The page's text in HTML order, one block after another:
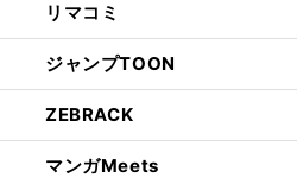
リマコミ
ジャンプTOON
ZEBRACK
マンガMeets